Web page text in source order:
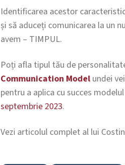
Identificarea acestor
și să aduceți comunicarea la un
avem – TIMPUL.
Poți afla tipul tău de
Communication Modelundei
pentru a aplica cu succes
septembrie2023.
Vezi articolul complet al lui